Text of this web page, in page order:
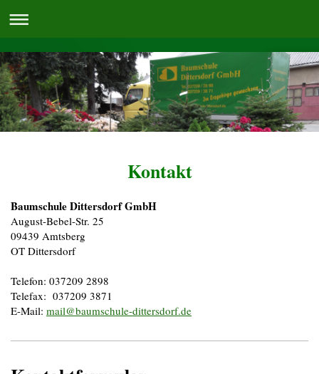
Kontakt
Baumschule Dittersdorf GmbH
August-Bebel-Str. 25
09439 Amtsberg
OT Dittersdorf
Telefon: 037209 2898
Telefax: 037209 3871
E-Mail: mail@baumschule-dittersdorf.de